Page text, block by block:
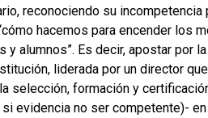
reconociendo su incompetencia
hacemos para encender los
alumnos”. Es decir, apostar por
liderada por un director
selección, formación y
evidencia no ser competente)-